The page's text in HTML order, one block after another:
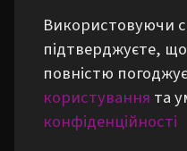
Використовуючи
підтверджуєте,
повністю
користування та
конфіденційності